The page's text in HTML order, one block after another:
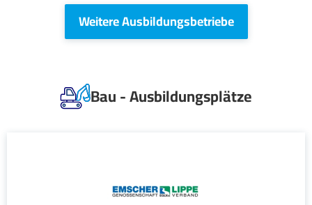
Weitere Ausbildungsbetriebe
Bau - Ausbildungsplätze